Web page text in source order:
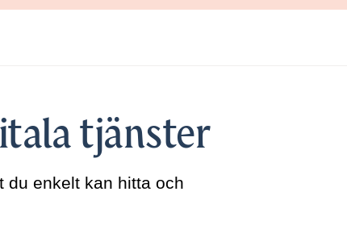
tjänster
du enkelt kan hitta och